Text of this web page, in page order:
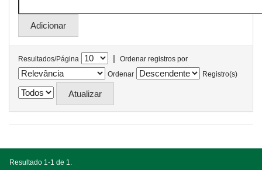
Resultados/Página |
Ordenar registros por
Ordenar
Registro(s)
Resultado 1-1 de 1.